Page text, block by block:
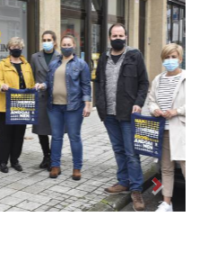
txikien alokairua
Next